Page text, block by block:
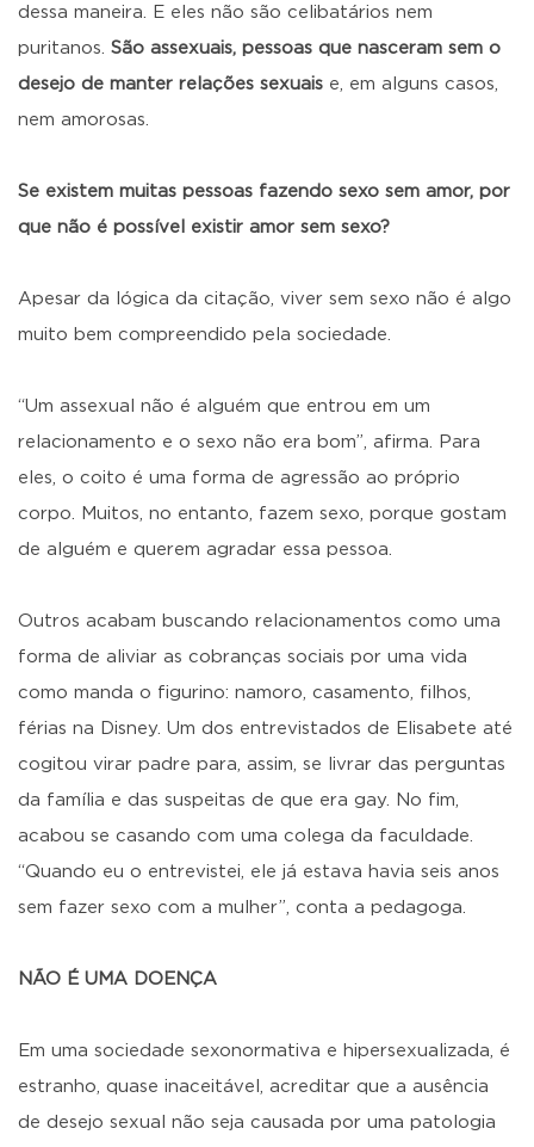
dessa maneira. E eles não são celibatários nem
puritanos. São assexuais, pessoas que nasceram sem o
desejo de manter relações sexuais e, em alguns casos,
nem amorosas.
Se existem muitas pessoas fazendo sexo sem amor, por
que não é possível existir amor sem sexo?
Apesar da lógica da citação, viver sem sexo não é algo
muito bem compreendido pela sociedade.
“Um assexual não é alguém que entrou em um
relacionamento e o sexo não era bom”, afirma. Para
eles, o coito é uma forma de agressão ao próprio
corpo. Muitos, no entanto, fazem sexo, porque gostam
de alguém e querem agradar essa pessoa.
Outros acabam buscando relacionamentos como uma
forma de aliviar as cobranças sociais por uma vida
como manda o figurino: namoro, casamento, filhos,
férias na Disney. Um dos entrevistados de Elisabete até
cogitou virar padre para, assim, se livrar das perguntas
da família e das suspeitas de que era gay. No fim,
acabou se casando com uma colega da faculdade.
“Quando eu o entrevistei, ele já estava havia seis anos
sem fazer sexo com a mulher”, conta a pedagoga.
NÃO É UMA DOENÇA
Em uma sociedade sexonormativa e hipersexualizada, é
estranho, quase inaceitável, acreditar que a ausência
de desejo sexual não seja causada por uma patologia